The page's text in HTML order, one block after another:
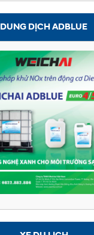
DUNG DỊCH ADBLUE